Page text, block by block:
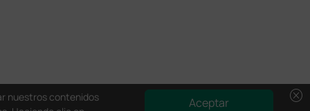
cancel
nuestros contenidos
Aceptar